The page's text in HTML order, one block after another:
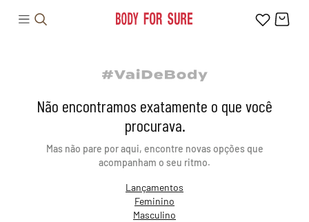
Não encontramos exatamente o que você
procurava.
Mas não pare por aqui, encontre novas opções que
acompanham o seu ritmo.
Lançamentos
Feminino
Masculino